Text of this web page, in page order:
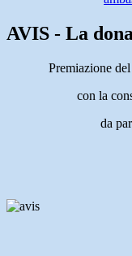
AVIS - La
Premiazione
con la
da